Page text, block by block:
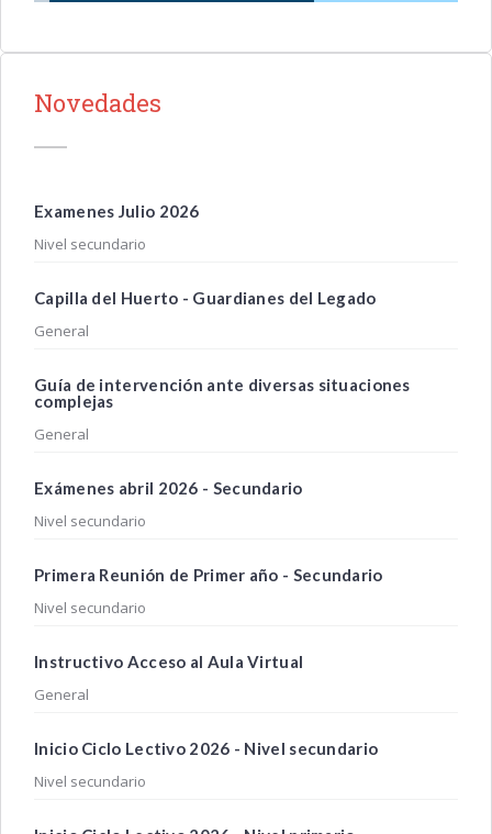
Novedades
Examenes Julio 2026
Nivel secundario
Capilla del Huerto - Guardianes del Legado
General
Guía de intervención ante diversas situaciones
complejas
General
Exámenes abril 2026 - Secundario
Nivel secundario
Primera Reunión de Primer año - Secundario
Nivel secundario
Instructivo Acceso al Aula Virtual
General
Inicio Ciclo Lectivo 2026 - Nivel secundario
Nivel secundario